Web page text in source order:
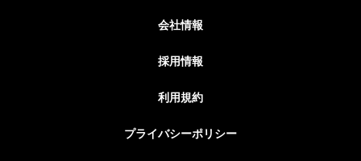
会社情報
採用情報
利用規約
プライバシーポリシー